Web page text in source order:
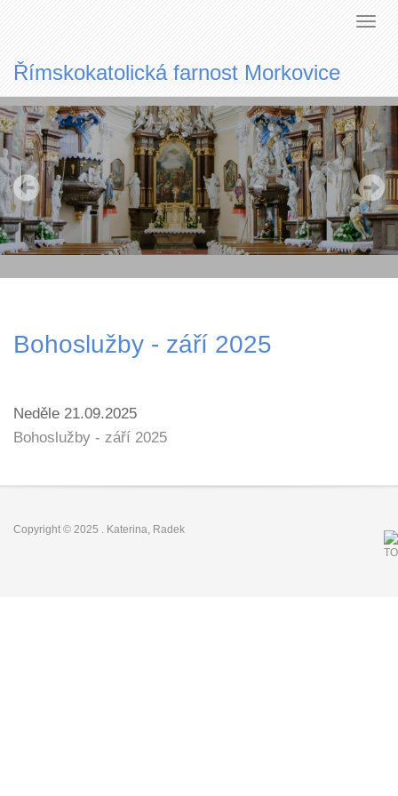
Římskokatolická farnost Morkovice
Bohoslužby - září 2025
Neděle 21.09.2025
Bohoslužby - září 2025
Copyright © 2025 . Katerina, Radek